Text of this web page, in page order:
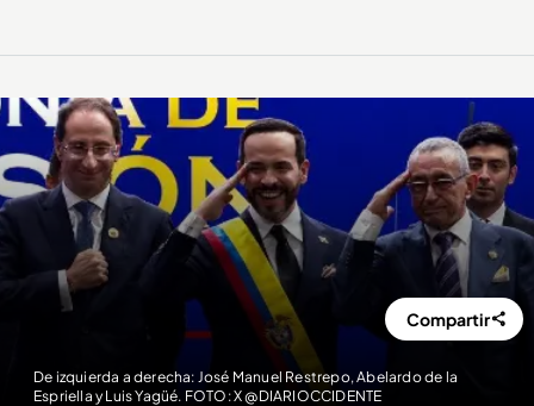
De izquierda a derecha: José Manuel Restrepo, Abelardo de la
Espriella y Luis Yagüé. FOTO: X @DIARIOCCIDENTE
Compartir